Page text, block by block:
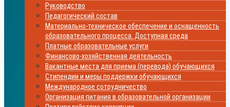
Руководство
Педагогический состав
Материально-техническое обеспечение и оснащенность
образовательного процесса. Доступная среда
Платные образовательные услуги
Финансово-хозяйственная деятельность
Вакантные места для приема (перевода) обучающихся
Стипендии и меры поддержки обучающихся
Международное сотрудничество
Организация питания в образовательной организации